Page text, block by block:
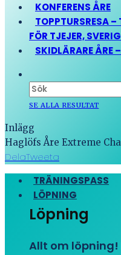
KONFERENS ÅRE
TOPPTURSRESA –
FÖR TJEJER,
SKIDLÄRARE ÅRE
SE ALLA RESULTAT
Inlägg
Haglöfs Åre Extreme
DelaTweeta
TRÄNINGSPASS
LÖPNING
Löpning
Allt om